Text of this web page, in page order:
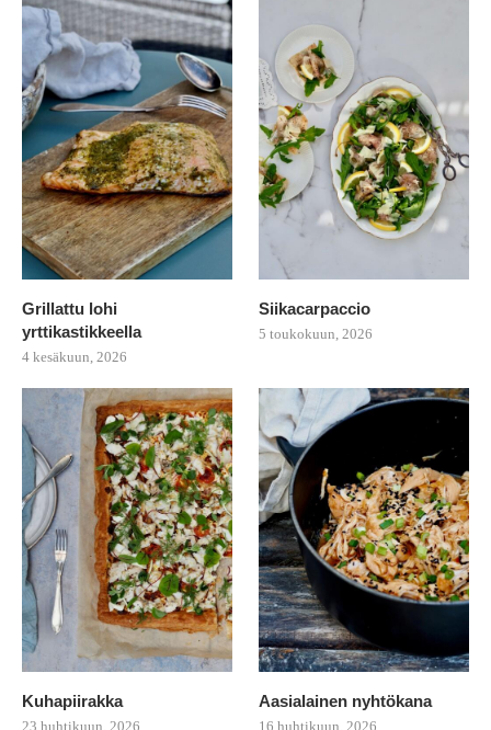
Grillattu lohi
yrttikastikkeella
4 kesäkuun, 2026
Siikacarpaccio
5 toukokuun, 2026
Kuhapiirakka
23 huhtikuun, 2026
Aasialainen nyhtökana
16 huhtikuun, 2026